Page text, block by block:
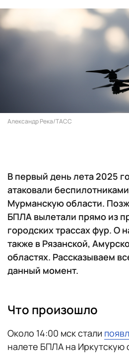
Александр Река/ТАСС
В первый день лета 2025
атаковали
Мурманскую области.
БПЛА вылетали прямо из
городских трассах фур. О
также в Рязанской,
областях. Рассказываем
данный момент.
Что произошло
Около 14:00 мск стали
налете БПЛА на Иркутскую